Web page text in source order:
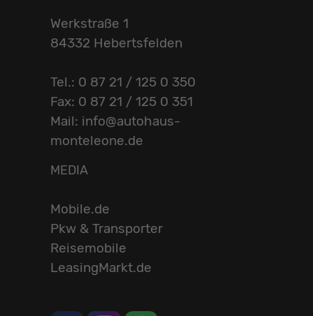
Werkstraße 1
84332 Hebertsfelden
Tel.: 0 87 21 / 125 0 350
Fax: 0 87 21 / 125 0 351
Mail: info@autohaus-
monteleone.de
MEDIA
Mobile.de
Pkw & Transporter
Reisemobile
LeasingMarkt.de